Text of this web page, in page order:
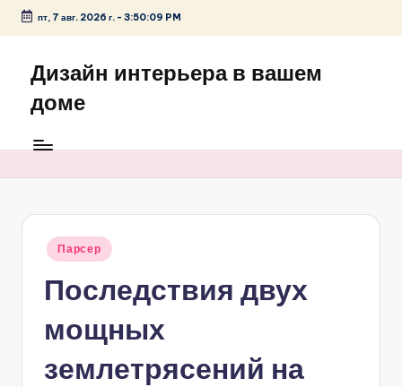
Перейти
содержимому
пт, 7 авг. 2026 г.- 3:50:09 PM
Дизайн интерьера в вашем
доме
Опубликовано
Парсер
Последствия двух
мощных
землетрясений на